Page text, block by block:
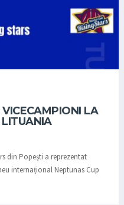
VICECAMPIONI LA
LITUANIA
din Popești a reprezentat
internațional Neptunas Cup